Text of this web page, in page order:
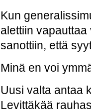
Kun
alettiin
sanottiin, että
Minä en voi
Uusi valta antaa
Levittäkää